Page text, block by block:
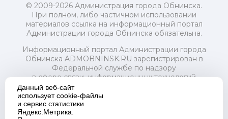
© 2009-2026 Администрация города Обнинска.
При полном, либо частичном использовании
материалов ссылка на информационный портал
Администрации города Обнинска обязательна.
Информационный портал Администрации города
Обнинска ADMOBNINSK.RU зарегистрирован в
Федеральной службе по надзору
в сфере связи, информационных технологий
и массовых коммуникаций (Роскомнадзор) 24 июля
2018 года.
Свидетельство о регистрации Эл № ФС77-73321
Данный веб-сайт
использует cookie-файлы
и сервис статистики
Яндекс.Метрика.